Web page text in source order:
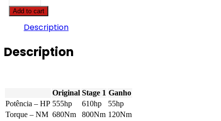
X6
-
555hp
Add to cart
Description
Description
Original Stage 1 Ganho
Potência – HP 555hp 610hp
55hp
Torque – NM 680Nm 800Nm 120Nm